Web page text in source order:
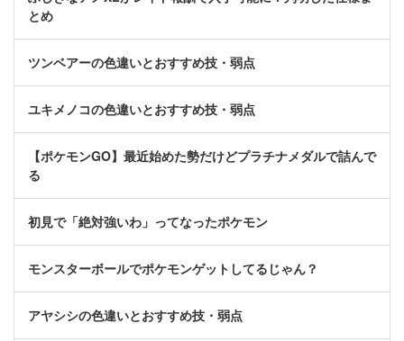
とめ
ツンベアーの色違いとおすすめ技・弱点
ユキメノコの色違いとおすすめ技・弱点
【ポケモンGO】最近始めた勢だけどプラチナメダルで詰んで
る
初見で「絶対強いわ」ってなったポケモン
モンスターボールでポケモンゲットしてるじゃん？
アヤシシの色違いとおすすめ技・弱点